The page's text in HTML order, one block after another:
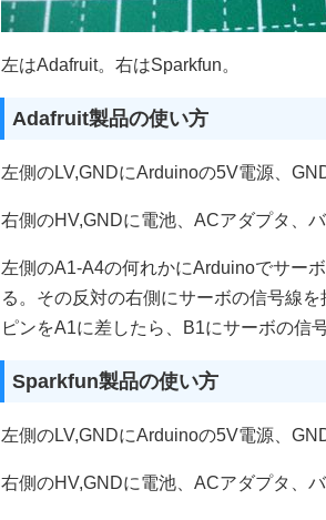
左はAdafruit。右はSparkfun。
Adafruit製品の使い方
左側のLV,GNDにArduinoの5V電源、
右側のHV,GNDに電池、ACアダプタ、
左側のA1-A4の何れかにArduinoでサー
る。その反対の右側にサーボの信号線
ピンをA1に差したら、B1にサーボの信
Sparkfun製品の使い方
左側のLV,GNDにArduinoの5V電源、
右側のHV,GNDに電池、ACアダプタ、